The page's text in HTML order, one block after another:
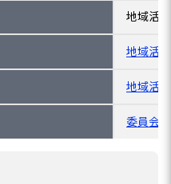
地域活
地域活
地域活
委員会